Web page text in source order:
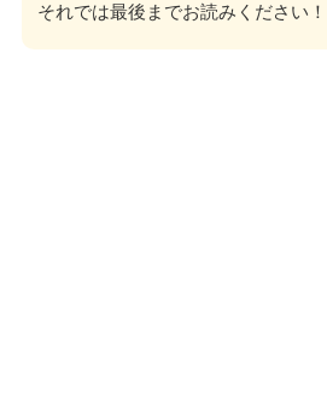
それでは最後までお読みください！